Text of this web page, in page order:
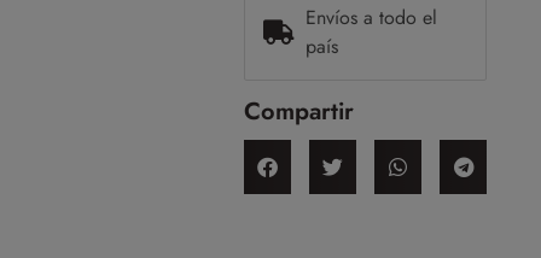
Envíos a todo el
país
Compartir